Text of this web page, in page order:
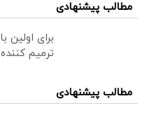
مطالب پیشنهادی
ترمیم کننده 23 روزه ساخت!
مطالب پیشنهادی